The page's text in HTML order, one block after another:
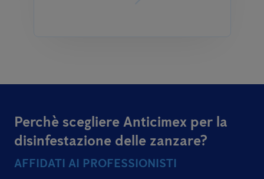
Perchè scegliere Anticimex per la
disinfestazione delle zanzare?
AFFIDATI AI PROFESSIONISTI